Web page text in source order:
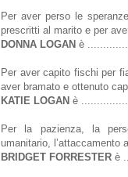
Per aver perso le
prescritti al marito e per
DONNA LOGAN è ...
Per aver capito fischi per
aver bramato e ottenuto
KATIE LOGAN è ...
Per la pazienza, la
umanitario, l’attaccamento
BRIDGET FORRESTER è ...